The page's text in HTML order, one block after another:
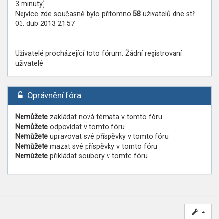
3 minuty)
Nejvíce zde současně bylo přítomno 58 uživatelů dne stř
03. dub 2013 21:57
Uživatelé procházející toto fórum: Žádní registrovaní
uživatelé
Oprávnění fóra
Nemůžete zakládat nová témata v tomto fóru
Nemůžete odpovídat v tomto fóru
Nemůžete upravovat své příspěvky v tomto fóru
Nemůžete mazat své příspěvky v tomto fóru
Nemůžete přikládat soubory v tomto fóru